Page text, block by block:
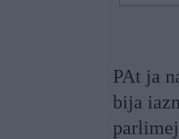
PAt ja
bija